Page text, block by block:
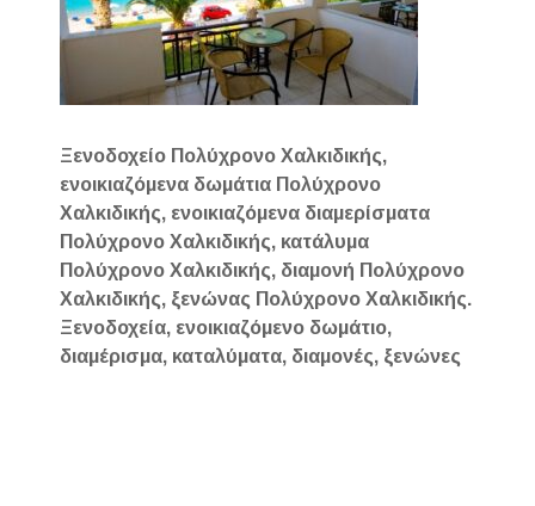
Ξενοδοχείο Πολύχρονο Χαλκιδικής,
ενοικιαζόμενα δωμάτια Πολύχρονο
Χαλκιδικής, ενοικιαζόμενα διαμερίσματα
Πολύχρονο Χαλκιδικής, κατάλυμα
Πολύχρονο Χαλκιδικής, διαμονή Πολύχρονο
Χαλκιδικής, ξενώνας Πολύχρονο Χαλκιδικής.
Ξενοδοχεία, ενοικιαζόμενο δωμάτιο,
διαμέρισμα, καταλύματα, διαμονές, ξενώνες